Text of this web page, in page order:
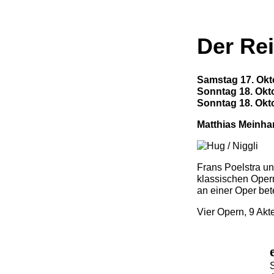
Der
Samstag 17.
Sonntag 18.
Sonntag 18.
Matthias
Frans Poelstra
klassischen
an einer Oper
Vier Opern, 9